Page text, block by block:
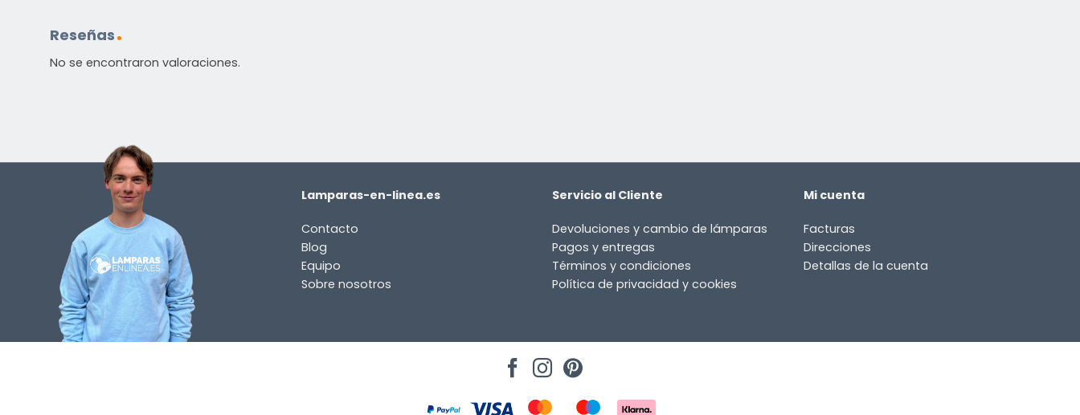
Reseñas
No se encontraron valoraciones.
Lamparas-en-linea.es
Contacto
Blog
Equipo
Sobre nosotros
Servicio al Cliente
Devoluciones y cambio de lámparas
Pagos y entregas
Términos y condiciones
Política de privacidad y cookies
Mi cuenta
Facturas
Direcciones
Detallas de la cuenta